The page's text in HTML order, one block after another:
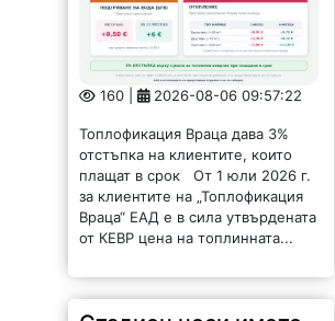
Топлофикация Враца дава 3%
отстъпка на клиентите, които
плащат в срок От 1 юли 2026 г.
за клиентите на „Топлофикация
Враца“ ЕАД е в сила утвърдената
Стадион носи името
на Илия Вълов